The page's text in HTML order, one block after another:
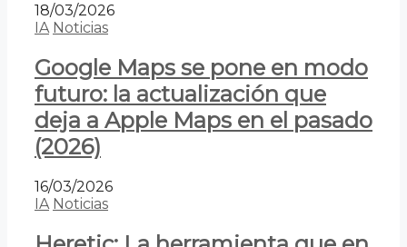
18/03/2026
IA Noticias
Google Maps se pone en modo
futuro: la actualización que
deja a Apple Maps en el pasado
(2026)
16/03/2026
IA Noticias